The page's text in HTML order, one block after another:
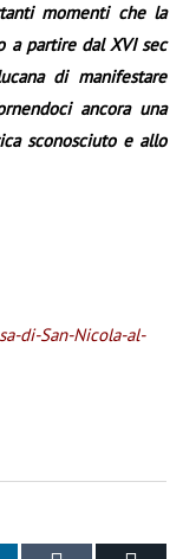
momenti che la
a partire dal XVI sec
di manifestare
ancora una
sconosciuto e allo
di-San-Nicola-al-